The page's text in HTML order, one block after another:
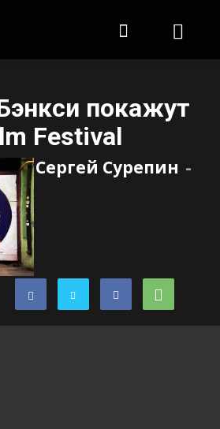
покажут
Festival
Сергей Сурепин -